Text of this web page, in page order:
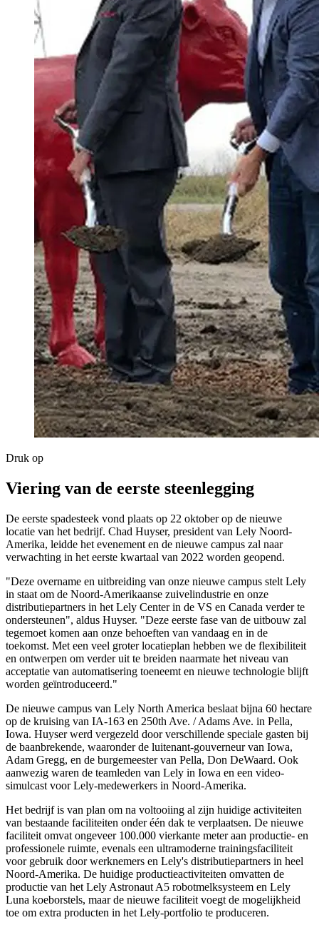
Druk op
Viering van de eerste steenlegging
De eerste spadesteek vond plaats op 22 oktober op de nieuwe
locatie van het bedrijf. Chad Huyser, president van Lely Noord-
Amerika, leidde het evenement en de nieuwe campus zal naar
verwachting in het eerste kwartaal van 2022 worden geopend.
"Deze overname en uitbreiding van onze nieuwe campus stelt Lely
in staat om de Noord-Amerikaanse zuivelindustrie en onze
distributiepartners in het Lely Center in de VS en Canada verder te
ondersteunen", aldus Huyser. "Deze eerste fase van de uitbouw zal
tegemoet komen aan onze behoeften van vandaag en in de
toekomst. Met een veel groter locatieplan hebben we de flexibiliteit
en ontwerpen om verder uit te breiden naarmate het niveau van
acceptatie van automatisering toeneemt en nieuwe technologie blijft
worden geïntroduceerd."
De nieuwe campus van Lely North America beslaat bijna 60 hectare
op de kruising van IA-163 en 250th Ave. / Adams Ave. in Pella,
Iowa. Huyser werd vergezeld door verschillende speciale gasten bij
de baanbrekende, waaronder de luitenant-gouverneur van Iowa,
Adam Gregg, en de burgemeester van Pella, Don DeWaard. Ook
aanwezig waren de teamleden van Lely in Iowa en een video-
simulcast voor Lely-medewerkers in Noord-Amerika.
Het bedrijf is van plan om na voltooiing al zijn huidige activiteiten
van bestaande faciliteiten onder één dak te verplaatsen. De nieuwe
faciliteit omvat ongeveer 100.000 vierkante meter aan productie- en
professionele ruimte, evenals een ultramoderne trainingsfaciliteit
voor gebruik door werknemers en Lely's distributiepartners in heel
Noord-Amerika. De huidige productieactiviteiten omvatten de
productie van het Lely Astronaut A5 robotmelksysteem en Lely
Luna koeborstels, maar de nieuwe faciliteit voegt de mogelijkheid
toe om extra producten in het Lely-portfolio te produceren.